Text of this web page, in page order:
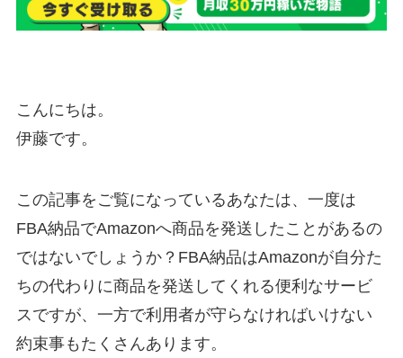
こんにちは。
伊藤です。
この記事をご覧になっているあなたは、一度は
FBA納品でAmazonへ商品を発送したことがあるの
ではないでしょうか？FBA納品はAmazonが自分た
ちの代わりに商品を発送してくれる便利なサービ
スですが、一方で利用者が守らなければいけない
約束事もたくさんあります。